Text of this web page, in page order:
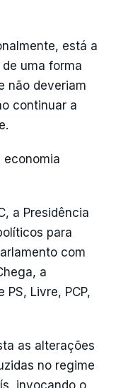
está a
uma forma
não deveriam
continuar a
economia
a Presidência
para
com
a
Livre, PCP,
as alterações
no regime
invocando o